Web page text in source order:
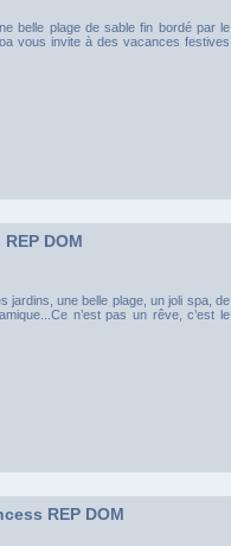
belle plage de sable fin bordé par le
vous invite à des vacances festives
DOM
jardins, une belle plage, un joli spa, de
n’est pas un rêve, c’est le
REP DOM